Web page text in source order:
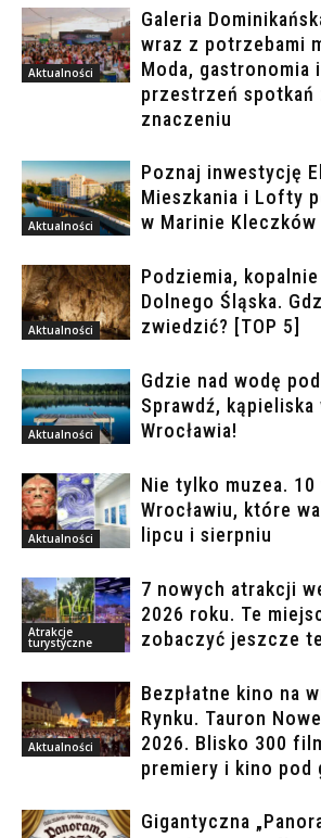
Aktualności
Galeria
wraz z potrzebami
Moda, gastronomia
przestrzeń spotkań
znaczeniu
Aktualności
Poznaj inwestycję
Mieszkania i Lofty
w Marinie Kleczków
Aktualności
Podziemia,
Dolnego Śląska.
zwiedzić? [TOP 5]
Aktualności
Gdzie nad wodę
Sprawdź,
Wrocławia!
Aktualności
Nie tylko muzea. 10
Wrocławiu, które
lipcu i sierpniu
Atrakcje
turystyczne
7 nowych atrakcji
2026 roku. Te
zobaczyć jeszcze
Aktualności
Bezpłatne kino na
Rynku. Tauron
2026. Blisko 300
premiery i kino pod
Gigantyczna